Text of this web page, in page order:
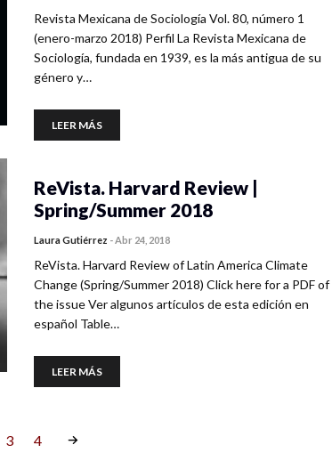
Revista Mexicana de Sociología Vol. 80, número 1
(enero-marzo 2018) Perfil La Revista Mexicana de
Sociología, fundada en 1939, es la más antigua de su
género y…
LEER MÁS
ReVista. Harvard Review |
Spring/Summer 2018
Laura Gutiérrez -Abr 24, 2018
ReVista. Harvard Review of Latin America Climate
Change (Spring/Summer 2018) Click here for a PDF of
the issue Ver algunos artículos de esta edición en
español Table…
LEER MÁS
3 4